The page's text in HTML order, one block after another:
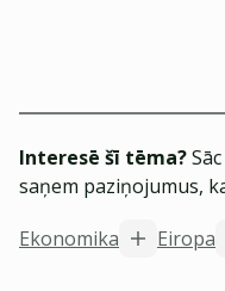
Interesē šī tēma?
saņem paziņojumus,
Ekonomika
Eiropa